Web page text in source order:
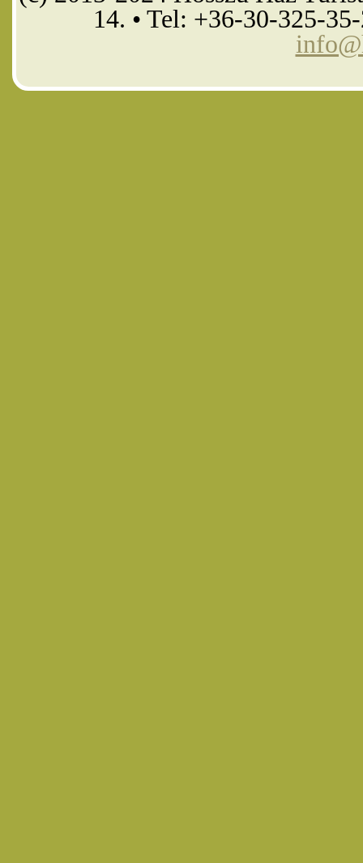
14. • Tel: +36-30-325-